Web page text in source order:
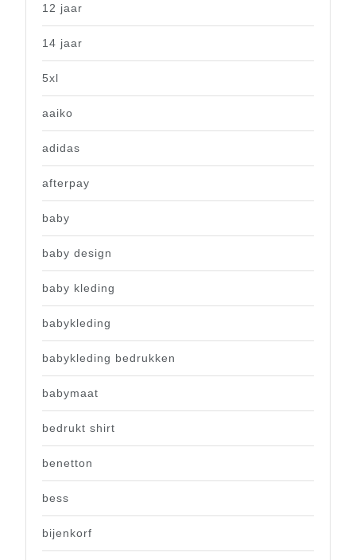
12 jaar
14 jaar
5xl
aaiko
adidas
afterpay
baby
baby design
baby kleding
babykleding
babykleding bedrukken
babymaat
bedrukt shirt
benetton
bess
bijenkorf